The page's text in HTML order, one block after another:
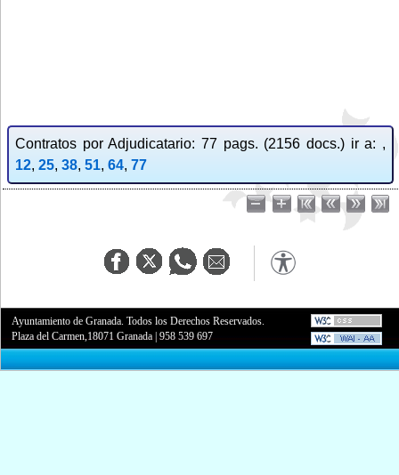
Contratos por Adjudicatario: 77 pags. (2156 docs.) ir a: ,
12, 25, 38, 51, 64, 77
Ayuntamiento de Granada. Todos los Derechos Reservados.
Plaza del Carmen,18071 Granada |958 539 697